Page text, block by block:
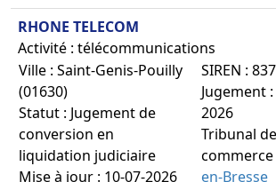
RHONE TELECOM
Activité : télécommunications
Ville : Saint-Genis-Pouilly
(01630)
Statut : Jugement de
conversion en
liquidation judiciaire
Mise à jour : 10-07-2026
SIREN :
Jugement
2026
Tribunal de
commerce
en-Bresse